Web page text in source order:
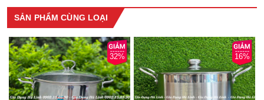
mềm ngon hơn.
– Độ dày đáy lên đến 3.2mm hạn chế cháy xém đồ ăn
– Đáy từ full induction bắt từ siêu nhanh, hiệu suất lên đến 98%
trên mọi loại bếp.
– Tay cầm cách nhiệt tuyệt đối
– Nồi dùng nấu ngon với mọi loại món ăn
SẢN PHẨM CÙNG LOẠI
32% 16%